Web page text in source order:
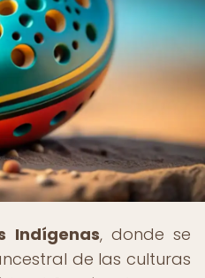
Indígenas, donde se
de las culturas